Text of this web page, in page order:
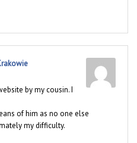
by my cousin. I
of him as no one else
my difficulty.